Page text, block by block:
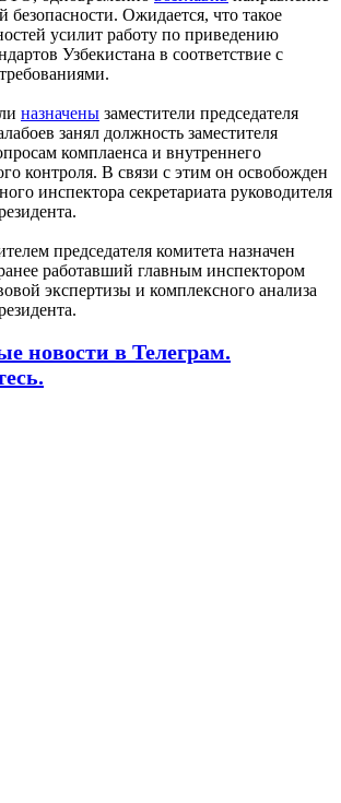
безопасности. Ожидается, что такое
усилит работу по приведению
Узбекистана в соответствие с
назначены заместители председателя
занял должность заместителя
комплаенса и внутреннего
контроля. В связи с этим он освобожден
инспектора секретариата руководителя
председателя комитета назначен
работавший главным инспектором
экспертизы и комплексного анализа
новости в Телеграм.